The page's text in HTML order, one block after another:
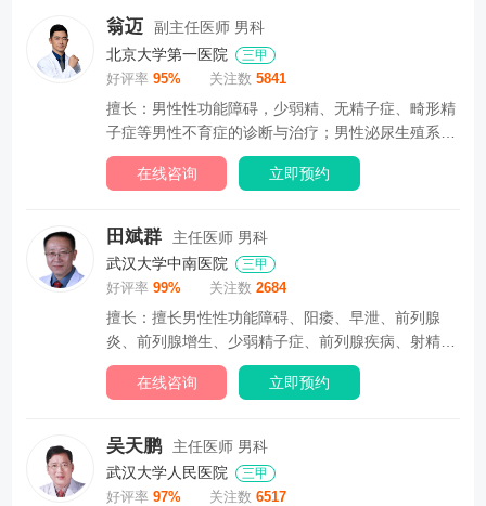
翁迈 副主任医师 男科
北京大学第一医院
三甲
好评率95% 关注数5841
擅长：男性性功能障碍，少弱精、无精子症、畸形精
子症等男性不育症的诊断与治疗；男性泌尿生殖系畸
形的...
在线咨询
立即预约
田斌群 主任医师 男科
武汉大学中南医院
三甲
好评率99% 关注数2684
擅长：擅长男性性功能障碍、阳痿、早泄、前列腺
炎、前列腺增生、少弱精子症、前列腺疾病、射精障
碍、逆...
在线咨询
立即预约
吴天鹏 主任医师 男科
武汉大学人民医院
三甲
好评率97% 关注数6517